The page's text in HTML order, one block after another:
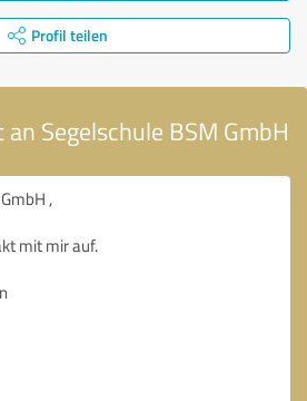
Profil teilen
Segelschule BSM GmbH